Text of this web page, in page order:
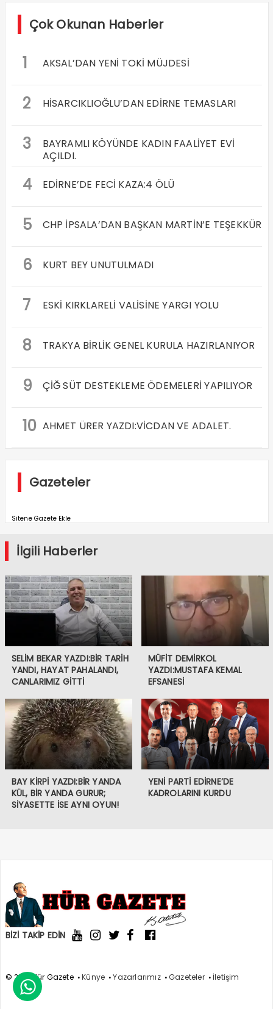
Çok Okunan Haberler
1 AKSAL’DAN YENİ TOKİ MÜJDESİ
2 HİSARCIKLIOĞLU’DAN EDİRNE TEMASLARI
3
BAYRAMLI KÖYÜNDE KADIN FAALİYET EVİ
AÇILDI.
4 EDİRNE’DE FECİ KAZA:4 ÖLÜ
5 CHP İPSALA’DAN BAŞKAN MARTİN’E TEŞEKKÜR
6 KURT BEY UNUTULMADI
7 ESKİ KIRKLARELİ VALİSİNE YARGI YOLU
8 TRAKYA BİRLİK GENEL KURULA HAZIRLANIYOR
9 ÇİĞ SÜT DESTEKLEME ÖDEMELERİ YAPILIYOR
10 AHMET ÜRER YAZDI:VİCDAN VE ADALET.
Gazeteler
Sitene Gazete Ekle
İlgili Haberler
SELİM BEKAR YAZDI:BİR TARİH
YANDI, HAYAT PAHALANDI,
CANLARIMIZ GİTTİ
MÜFİT DEMİRKOL
YAZDI:MUSTAFA KEMAL
EFSANESİ
BAY KİRPİ YAZDI:BİR YANDA
KÜL, BİR YANDA GURUR;
SİYASETTE İSE AYNI OYUN!
YENİ PARTİ EDİRNE’DE
KADROLARINI KURDU
BİZİ TAKİP EDİN
© 2021 Hür Gazete Künye Yazarlarımız Gazeteler İletişim
